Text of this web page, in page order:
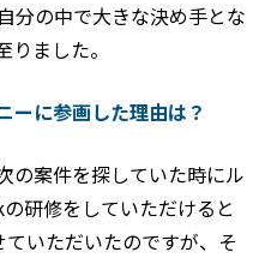
分の中で大きな決め手とな
ました。
ーに参画した理由は？
の案件を探していた時にル
研修をしていただけると
いただいたのですが、そ